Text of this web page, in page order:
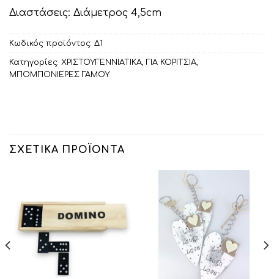
Διαστάσεις: Διάμετρος 4,5cm
Κωδικός προϊόντος: Δ1
Κατηγορίες: ΧΡΙΣΤΟΥΓΕΝΝΙΑΤΙΚΑ ΓΙΑ ΚΟΡΙΤΣΙΑ
ΜΠΟΜΠΟΝΙΕΡΕΣ ΓΑΜΟΥ
ΣΧΕΤΙΚΆ ΠΡΟΪΌΝΤΑ